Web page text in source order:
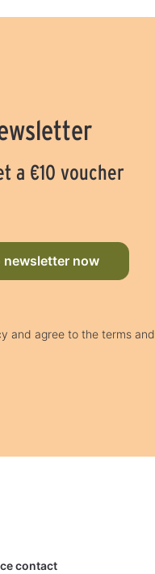
a €10 voucher
newsletter now
and agree to the terms and
contact